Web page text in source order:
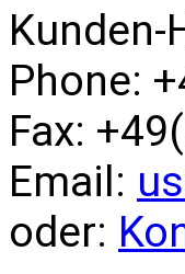
Kunden-
Phone:
Fax:
Email:
oder: